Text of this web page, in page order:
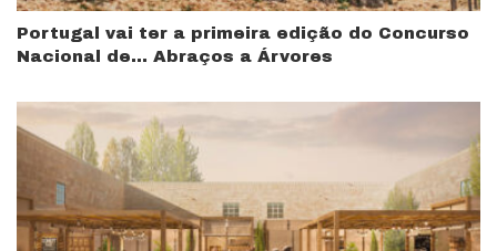
Portugal vai ter a primeira edição do Concurso
Nacional de… Abraços a Árvores